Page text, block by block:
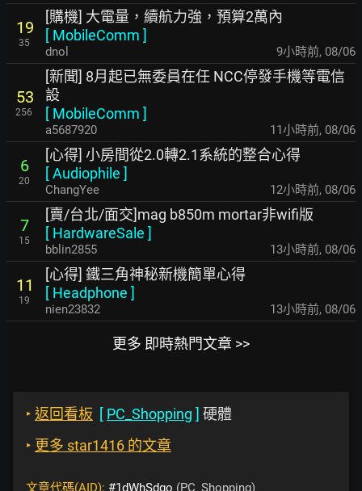
19
35
[購機] 大電量，續航力強，預算2萬內
[ MobileComm ]
dnol 9小時前, 08/06
53
256
[新聞] 8月起已無委員在任 NCC停發手機等電信
設
[ MobileComm ]
a5687920 11小時前, 08/06
6
20
[心得] 小房間從2.0轉2.1系統的整合心得
[Audiophile ]
ChangYee 12小時前, 08/06
7
15
[賣/台北/面交]mag b850m mortar非wifi版
[ HardwareSale ]
bblin2855 13小時前, 08/06
11
19
[心得] 鐵三角神秘新機簡單心得
[ Headphone ]
nien23832 13小時前, 08/06
更多 即時熱門文章 >>
‣ 返回看板 [ PC_Shopping ] 硬體
‣ 更多 star1416 的文章
文章代碼(AID): #1dWhSdgo (PC_Shopping)